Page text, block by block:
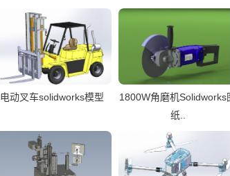
电动叉车solidworks模型
1800W角磨机Solidworks
纸..